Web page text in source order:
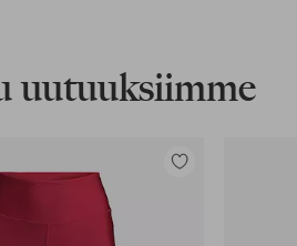
uutuuksiimme
Lisää